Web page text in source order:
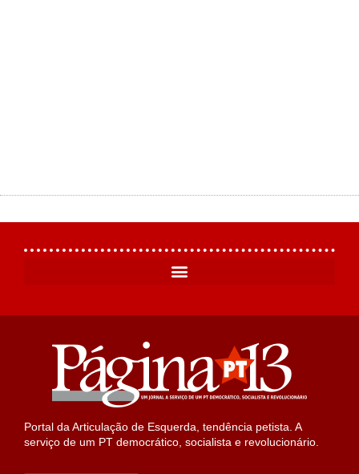
Portal da Articulação de Esquerda, tendência petista. A
serviço de um PT democrático, socialista e revolucionário.